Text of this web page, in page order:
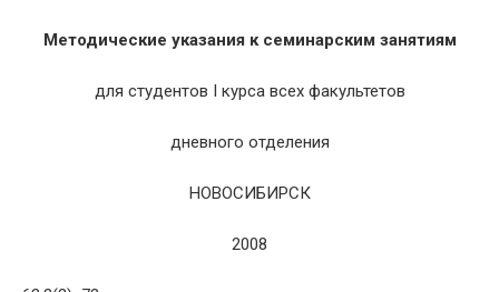
Методические указания к семинарским занятиям
для студентов I курса всех факультетов
дневного отделения
НОВОСИБИРСК
2008